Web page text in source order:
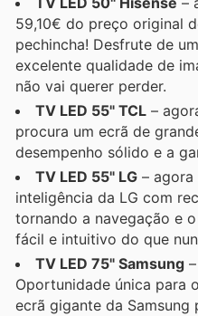
59,10€ do preço original
pechincha! Desfrute de
excelente qualidade de
não vai querer perder.
TV LED 55" TCL –
procura um ecrã de
desempenho sólido e a
TV LED 55" LG –
inteligência da LG com
tornando a navegação e
fácil e intuitivo do que
TV LED 75" Samsung
Oportunidade única para
ecrã gigante da